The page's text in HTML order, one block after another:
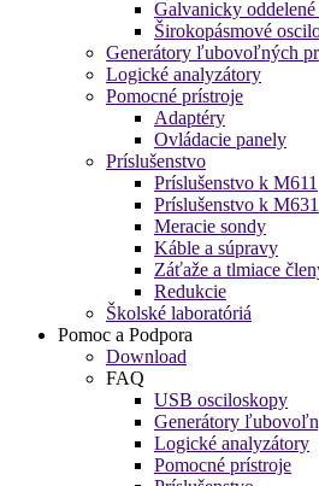
Galvanicky
Širokopásmové
Generátory ľubovoľných
Logické analyzátory
Pomocné prístroje
Adaptéry
Ovládacie panely
Príslušenstvo
Príslušenstvo k M611
Príslušenstvo k M631
Meracie sondy
Káble a súpravy
Záťaže a tlmiace
Redukcie
Školské laboratóriá
Pomoc a Podpora
Download
FAQ
USB osciloskopy
Generátory
Logické analyzátory
Pomocné prístroje